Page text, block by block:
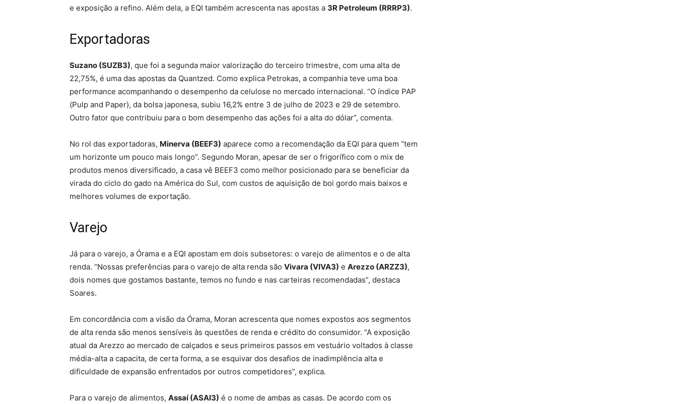
e exposição a refino. Além dela, a EQI também acrescenta nas apostas a 3R Petroleum (RRRP3).
Exportadoras
Suzano (SUZB3), que foi a segunda maior valorização do terceiro trimestre, com uma alta de
22,75%, é uma das apostas da Quantzed. Como explica Petrokas, a companhia teve uma boa
performance acompanhando o desempenho da celulose no mercado internacional. “O índice PAP
(Pulp and Paper), da bolsa japonesa, subiu 16,2% entre 3 de julho de 2023 e 29 de setembro.
Outro fator que contribuiu para o bom desempenho das ações foi a alta do dólar”, comenta.
No rol das exportadoras, Minerva (BEEF3) aparece como a recomendação da EQI para quem “tem
um horizonte um pouco mais longo”. Segundo Moran, apesar de ser o frigorífico com o mix de
produtos menos diversificado, a casa vê BEEF3 como melhor posicionado para se beneficiar da
virada do ciclo do gado na América do Sul, com custos de aquisição de boi gordo mais baixos e
melhores volumes de exportação.
Varejo
Já para o varejo, a Órama e a EQI apostam em dois subsetores: o varejo de alimentos e o de alta
renda. “Nossas preferências para o varejo de alta renda são Vivara (VIVA3) e Arezzo (ARZZ3),
dois nomes que gostamos bastante, temos no fundo e nas carteiras recomendadas”, destaca
Soares.
Em concordância com a visão da Órama, Moran acrescenta que nomes expostos aos segmentos
de alta renda são menos sensíveis às questões de renda e crédito do consumidor. “A exposição
atual da Arezzo ao mercado de calçados e seus primeiros passos em vestuário voltados à classe
média-alta a capacita, de certa forma, a se esquivar dos desafios de inadimplência alta e
dificuldade de expansão enfrentados por outros competidores”, explica.
Para o varejo de alimentos, Assaí (ASAI3) é o nome de ambas as casas. De acordo com os